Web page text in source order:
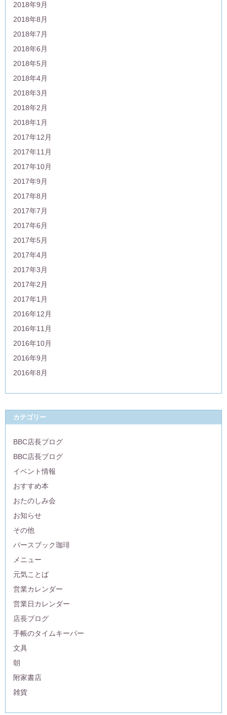
2018年9月
2018年8月
2018年7月
2018年6月
2018年5月
2018年4月
2018年3月
2018年2月
2018年1月
2017年12月
2017年11月
2017年10月
2017年9月
2017年8月
2017年7月
2017年6月
2017年5月
2017年4月
2017年3月
2017年2月
2017年1月
2016年12月
2016年11月
2016年10月
2016年9月
2016年8月
カテゴリー
BBC店長ブログ
BBC店長ブログ
イベント情報
おすすめ本
おたのしみ会
お知らせ
その他
バースブック珈琲
メニュー
元気ことば
営業カレンダー
営業日カレンダー
店長ブログ
手帳のタイムキーパー
文具
朝
附家書店
雑貨